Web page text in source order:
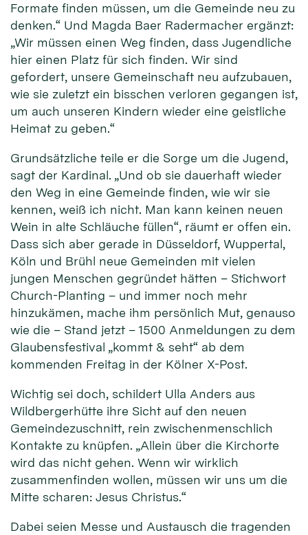
Formate finden müssen, um die Gemeinde neu zu
denken.“ Und Magda Baer Radermacher ergänzt:
„Wir müssen einen Weg finden, dass Jugendliche
hier einen Platz für sich finden. Wir sind
gefordert, unsere Gemeinschaft neu aufzubauen,
wie sie zuletzt ein bisschen verloren gegangen ist,
um auch unseren Kindern wieder eine geistliche
Heimat zu geben.“
Grundsätzliche teile er die Sorge um die Jugend,
sagt der Kardinal. „Und ob sie dauerhaft wieder
den Weg in eine Gemeinde finden, wie wir sie
kennen, weiß ich nicht. Man kann keinen neuen
Wein in alte Schläuche füllen“, räumt er offen ein.
Dass sich aber gerade in Düsseldorf, Wuppertal,
Köln und Brühl neue Gemeinden mit vielen
jungen Menschen gegründet hätten – Stichwort
Church-Planting – und immer noch mehr
hinzukämen, mache ihm persönlich Mut, genauso
wie die – Stand jetzt – 1500 Anmeldungen zu dem
Glaubensfestival „kommt & seht“ ab dem
kommenden Freitag in der Kölner X-Post.
Wichtig sei doch, schildert Ulla Anders aus
Wildbergerhütte ihre Sicht auf den neuen
Gemeindezuschnitt, rein zwischenmenschlich
Kontakte zu knüpfen. „Allein über die Kirchorte
wird das nicht gehen. Wenn wir wirklich
zusammenfinden wollen, müssen wir uns um die
Mitte scharen: Jesus Christus.“
Dabei seien Messe und Austausch die tragenden